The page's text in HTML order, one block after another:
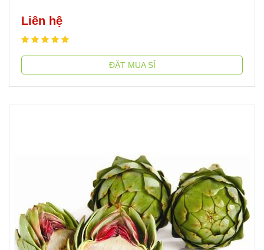
Liên hệ
ĐẶT MUA SỈ